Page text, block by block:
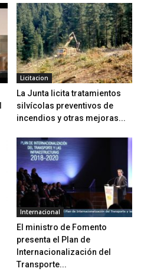
Licitacion
La Junta licita tratamientos
silvícolas preventivos de
incendios y otras mejoras...
Internacional
El ministro de Fomento
presenta el Plan de
Internacionalización del
Transporte...